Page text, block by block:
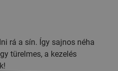
rá a sín. Így sajnos néha
türelmes, a kezelés